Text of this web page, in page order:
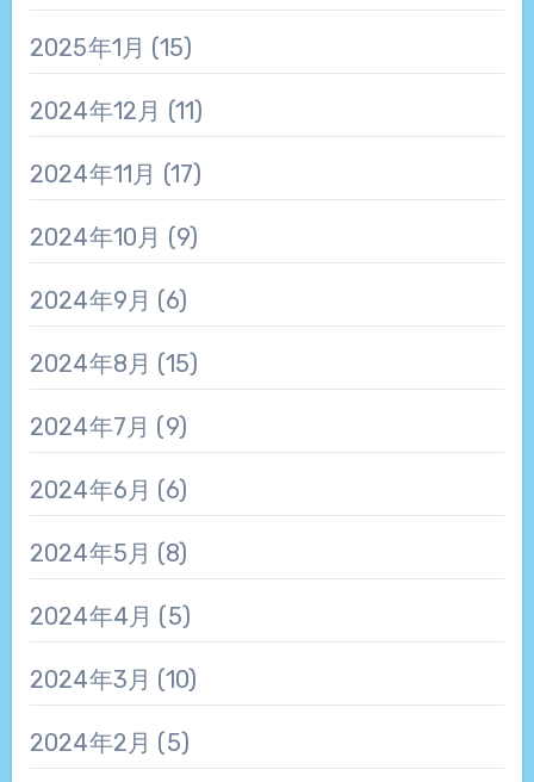
2025年1月 (15)
2024年12月 (11)
2024年11月 (17)
2024年10月 (9)
2024年9月 (6)
2024年8月 (15)
2024年7月 (9)
2024年6月 (6)
2024年5月 (8)
2024年4月 (5)
2024年3月 (10)
2024年2月 (5)